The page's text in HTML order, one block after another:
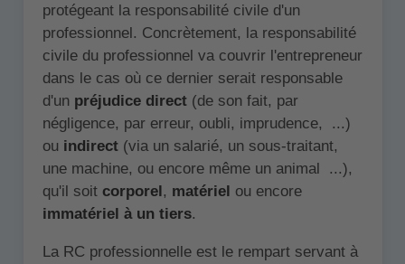
protégeant la responsabilité civile d'un
professionnel. Concrètement, la responsabilité
civile du professionnel va couvrir l'entrepreneur
dans le cas où ce dernier serait responsable
d'un préjudice direct(de son fait, par
négligence, par erreur, oubli, imprudence, ...)
ou indirect(via un salarié, un sous-traitant,
une machine, ou encore même un animal ...),
qu'il soit corporel, matériel ou encore
immatériel à un tiers.
La RC professionnelle est le rempart servant à